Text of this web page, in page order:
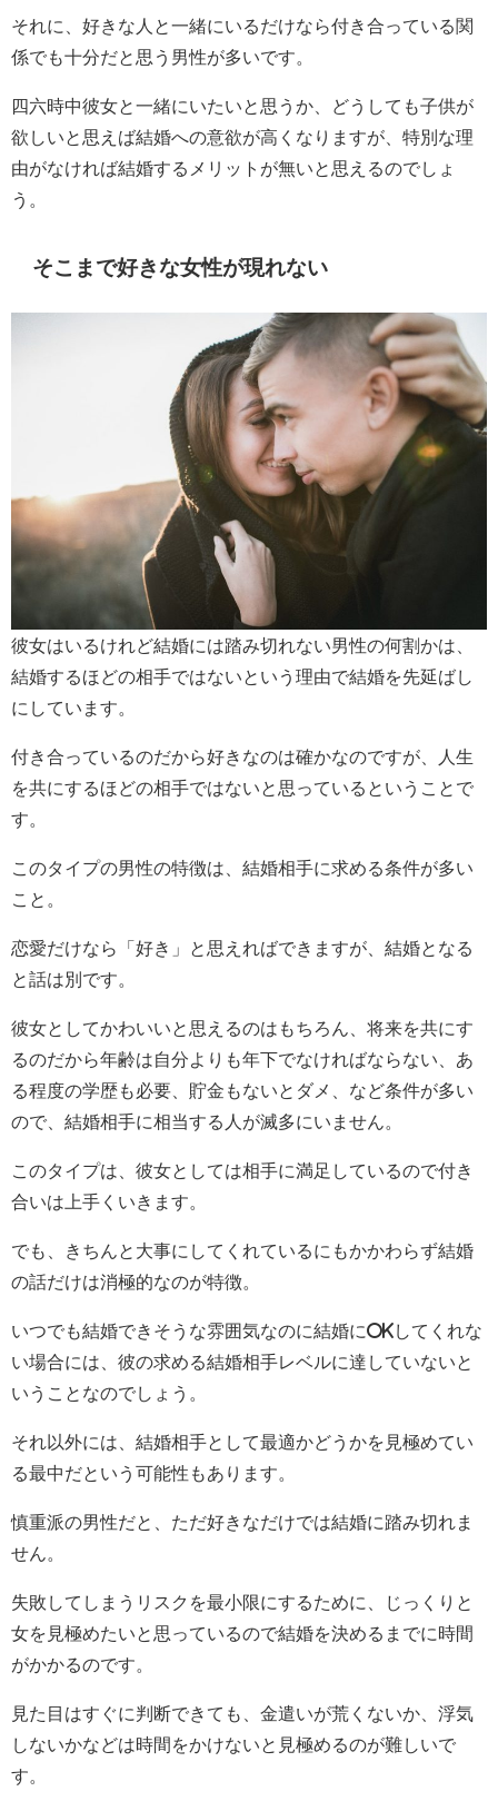
それに、好きな人と一緒にいるだけなら付き合っている関
係でも十分だと思う男性が多いです。
四六時中彼女と一緒にいたいと思うか、どうしても子供が
欲しいと思えば結婚への意欲が高くなりますが、特別な理
由がなければ結婚するメリットが無いと思えるのでしょ
う。
そこまで好きな女性が現れない
彼女はいるけれど結婚には踏み切れない男性の何割かは、
結婚するほどの相手ではないという理由で結婚を先延ばし
にしています。
付き合っているのだから好きなのは確かなのですが、人生
を共にするほどの相手ではないと思っているということで
す。
このタイプの男性の特徴は、結婚相手に求める条件が多い
こと。
恋愛だけなら「好き」と思えればできますが、結婚となる
と話は別です。
彼女としてかわいいと思えるのはもちろん、将来を共にす
るのだから年齢は自分よりも年下でなければならない、あ
る程度の学歴も必要、貯金もないとダメ、など条件が多い
ので、結婚相手に相当する人が滅多にいません。
このタイプは、彼女としては相手に満足しているので付き
合いは上手くいきます。
でも、きちんと大事にしてくれているにもかかわらず結婚
の話だけは消極的なのが特徴。
いつでも結婚できそうな雰囲気なのに結婚にOKしてくれな
い場合には、彼の求める結婚相手レベルに達していないと
いうことなのでしょう。
それ以外には、結婚相手として最適かどうかを見極めてい
る最中だという可能性もあります。
慎重派の男性だと、ただ好きなだけでは結婚に踏み切れま
せん。
失敗してしまうリスクを最小限にするために、じっくりと
女を見極めたいと思っているので結婚を決めるまでに時間
がかかるのです。
見た目はすぐに判断できても、金遣いが荒くないか、浮気
しないかなどは時間をかけないと見極めるのが難しいで
す。